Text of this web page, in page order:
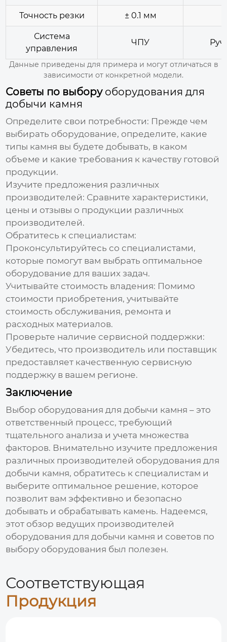
Точность резки ± 0.1 мм
Система
управления
ЧПУ
Данные приведены для примера и могут отличаться в
зависимости от конкретной модели.
Советы по выбору оборудования для
добычи камня
Определите свои потребности: Прежде чем
выбирать оборудование, определите, какие
типы камня вы будете добывать, в каком
объеме и какие требования к качеству готовой
продукции.
Изучите предложения различных
производителей: Сравните характеристики,
цены и отзывы о продукции различных
производителей.
Обратитесь к специалистам:
Проконсультируйтесь со специалистами,
которые помогут вам выбрать оптимальное
оборудование для ваших задач.
Учитывайте стоимость владения: Помимо
стоимости приобретения, учитывайте
стоимость обслуживания, ремонта и
расходных материалов.
Проверьте наличие сервисной поддержки:
Убедитесь, что производитель или поставщик
предоставляет качественную сервисную
поддержку в вашем регионе.
Заключение
Выбор оборудования для добычи камня – это
ответственный процесс, требующий
тщательного анализа и учета множества
факторов. Внимательно изучите предложения
различных производителей оборудования для
добычи камня, обратитесь к специалистам и
выберите оптимальное решение, которое
позволит вам эффективно и безопасно
добывать и обрабатывать камень. Надеемся,
этот обзор ведущих производителей
оборудования для добычи камня и советов по
выбору оборудования был полезен.
Соответствующая
Продукция